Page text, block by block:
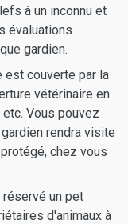
à un inconnu et
évaluations
gardien.
est couverte par la
vétérinaire en
Vous pouvez
rendra visite
chez vous
un pet
d'animaux à